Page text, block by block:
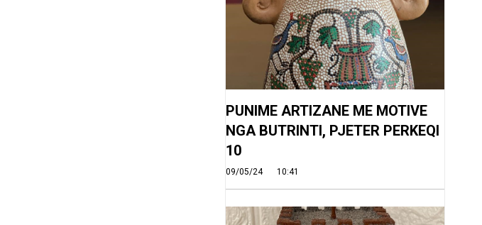
PUNIME ARTIZANE ME MOTIVE
NGA BUTRINTI, PJETER PERKEQI
10
09/05/24 10:41